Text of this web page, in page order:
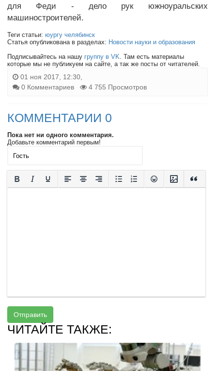
для Феди - дело рук южноуральских
машиностроителей.
Теги статьи: юургу челябинск
Статья опубликована в разделах: Новости науки и образования
Подписывайтесь на нашу группу в VK. Там есть материалы
которые мы не публикуем на сайте, а так же посты от читателей.
01 ноя 2017, 12:30,
0 Комментариев
4 755 Просмотров
КОММЕНТАРИИ 0
Пока нет ни одного комментария.
Добавьте комментарий первым!
Отправить
ЧИТАЙТЕ ТАКЖЕ: